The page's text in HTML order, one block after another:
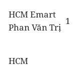
HCM Emart
Phan Văn Trị
1
HCM